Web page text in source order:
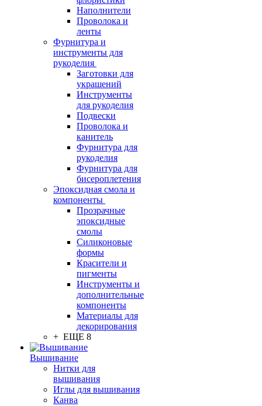
Наполнители
Проволока и
ленты
Фурнитура и
инструменты для
рукоделия
Заготовки для
украшений
Инструменты
для рукоделия
Подвески
Проволока и
канитель
Фурнитура для
рукоделия
Фурнитура для
бисероплетения
Эпоксидная смола и
компоненты
Прозрачные
эпоксидные
смолы
Силиконовые
формы
Красители и
пигменты
Инструменты и
дополнительные
компоненты
Материалы для
декорирования
+ ЕЩЕ 8
Вышивание
Нитки для
вышивания
Иглы для вышивания
Канва